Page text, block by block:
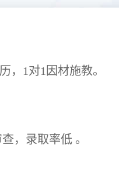
历，1对1因材施教。
审查，录取率低 。